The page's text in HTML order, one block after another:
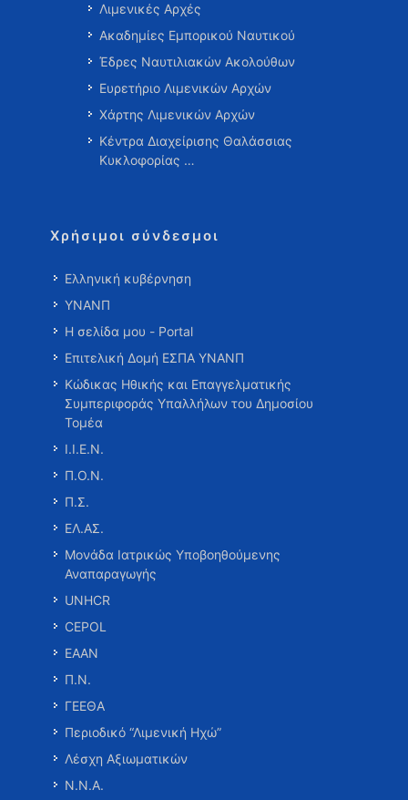
Λιμενικές Αρχές
Ακαδημίες Εμπορικού Ναυτικού
Έδρες Ναυτιλιακών Ακολούθων
Ευρετήριο Λιμενικών Αρχών
Χάρτης Λιμενικών Αρχών
Κέντρα Διαχείρισης Θαλάσσιας
Κυκλοφορίας …
Χρήσιμοι σύνδεσμοι
Ελληνική κυβέρνηση
ΥΝΑΝΠ
Η σελίδα μου - Portal
Επιτελική Δομή ΕΣΠΑ ΥΝΑΝΠ
Κώδικας Ηθικής και Επαγγελματικής
Συμπεριφοράς Υπαλλήλων του Δημοσίου
Τομέα
Ι.Ι.Ε.Ν.
Π.Ο.Ν.
Π.Σ.
ΕΛ.ΑΣ.
Μονάδα Ιατρικώς Υποβοηθούμενης
Αναπαραγωγής
UNHCR
CEPOL
ΕΑΑΝ
Π.Ν.
ΓΕΕΘΑ
Περιοδικό “Λιμενική Ηχώ”
Λέσχη Αξιωματικών
Ν.Ν.Α.